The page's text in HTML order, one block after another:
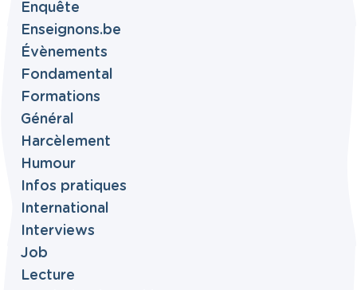
Enquête
Enseignons.be
Évènements
Fondamental
Formations
Général
Harcèlement
Humour
Infos pratiques
International
Interviews
Job
Lecture